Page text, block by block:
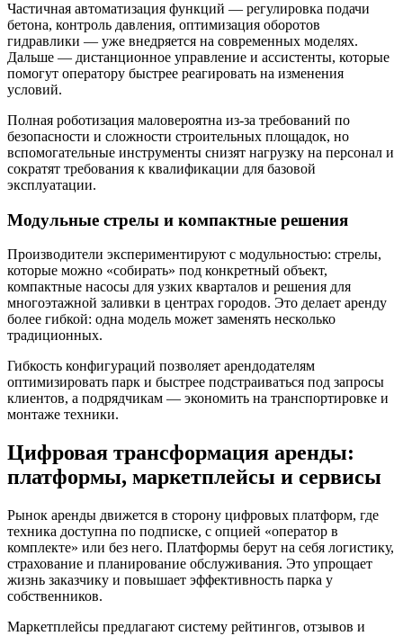
Частичная автоматизация функций — регулировка подачи
бетона, контроль давления, оптимизация оборотов
гидравлики — уже внедряется на современных моделях.
Дальше — дистанционное управление и ассистенты, которые
помогут оператору быстрее реагировать на изменения
условий.
Полная роботизация маловероятна из-за требований по
безопасности и сложности строительных площадок, но
вспомогательные инструменты снизят нагрузку на персонал и
сократят требования к квалификации для базовой
эксплуатации.
Модульные стрелы и компактные решения
Производители экспериментируют с модульностью: стрелы,
которые можно «собирать» под конкретный объект,
компактные насосы для узких кварталов и решения для
многоэтажной заливки в центрах городов. Это делает аренду
более гибкой: одна модель может заменять несколько
традиционных.
Гибкость конфигураций позволяет арендодателям
оптимизировать парк и быстрее подстраиваться под запросы
клиентов, а подрядчикам — экономить на транспортировке и
монтаже техники.
Цифровая трансформация аренды:
платформы, маркетплейсы и сервисы
Рынок аренды движется в сторону цифровых платформ, где
техника доступна по подписке, с опцией «оператор в
комплекте» или без него. Платформы берут на себя логистику,
страхование и планирование обслуживания. Это упрощает
жизнь заказчику и повышает эффективность парка у
собственников.
Маркетплейсы предлагают систему рейтингов, отзывов и